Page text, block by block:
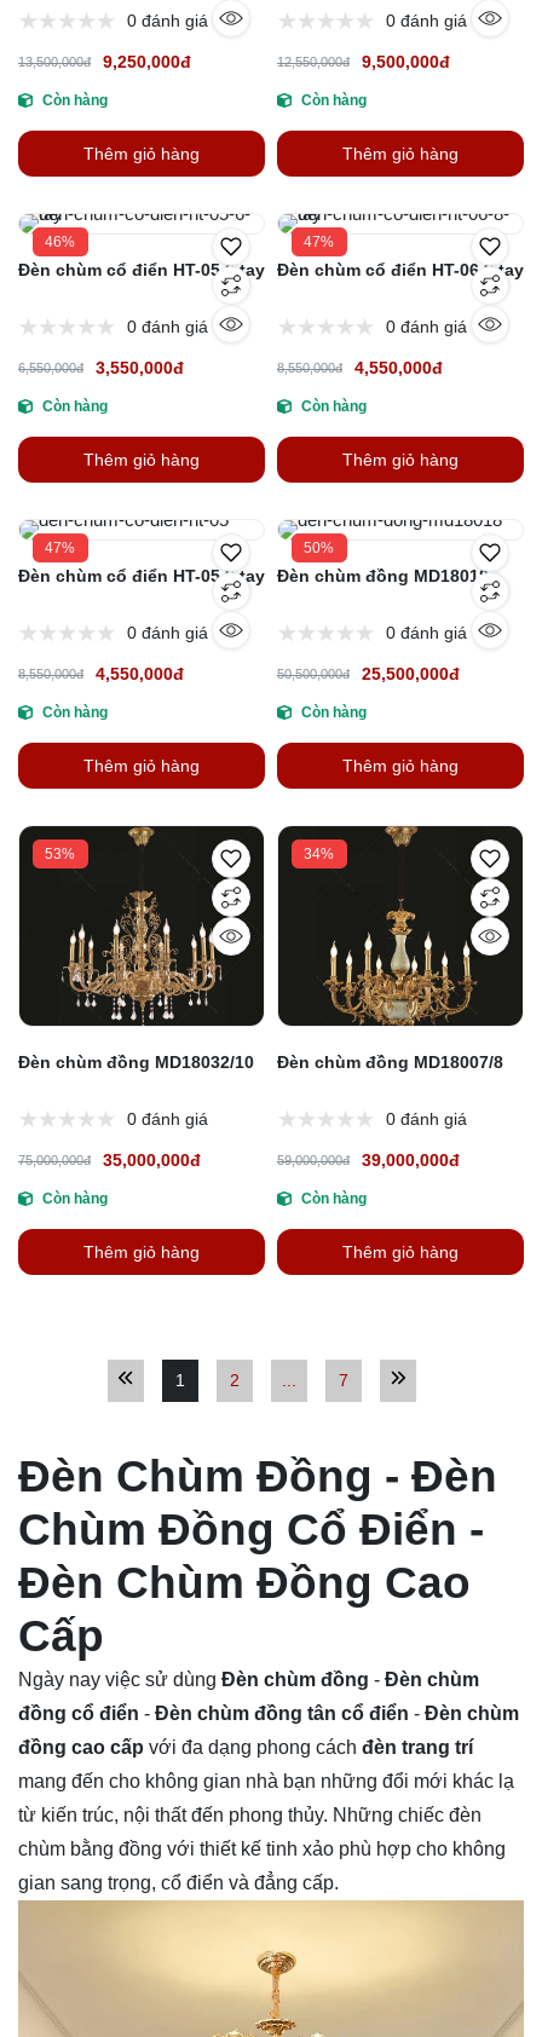
0 đánh giá
13,500,000đ 9,250,000đ
Còn hàng
Thêm giỏ hàng
0 đánh giá
12,550,000đ 9,500,000đ
Còn hàng
Thêm giỏ hàng
46%
Đèn chùm cổ điển HT-05 6 tay
0 đánh giá
6,550,000đ 3,550,000đ
Còn hàng
Thêm giỏ hàng
47%
Đèn chùm cổ điển HT-06 8 tay
0 đánh giá
8,550,000đ 4,550,000đ
Còn hàng
Thêm giỏ hàng
47%
Đèn chùm cổ điển HT-05 8 tay
0 đánh giá
8,550,000đ 4,550,000đ
Còn hàng
Thêm giỏ hàng
50%
Đèn chùm đồng MD18018
0 đánh giá
50,500,000đ 25,500,000đ
Còn hàng
Thêm giỏ hàng
53%
Đèn chùm đồng MD18032/10
0 đánh giá
75,000,000đ 35,000,000đ
Còn hàng
Thêm giỏ hàng
34%
Đèn chùm đồng MD18007/8
0 đánh giá
59,000,000đ 39,000,000đ
Còn hàng
Thêm giỏ hàng
1 2 7
Đèn Chùm Đồng - Đèn
Chùm Đồng Cổ Điển -
Đèn Chùm Đồng Cao
Cấp
Ngày nay việc sử dùng Đèn chùm đồng - Đèn chùm
đồng cổ điển - Đèn chùm đồng tân cổ điển - Đèn chùm
đồng cao cấp với đa dạng phong cách đèn trang trí
mang đến cho không gian nhà bạn những đổi mới khác lạ
từ kiến trúc, nội thất đến phong thủy. Những chiếc đèn
chùm bằng đồng với thiết kế tinh xảo phù hợp cho không
gian sang trọng, cổ điển và đẳng cấp.